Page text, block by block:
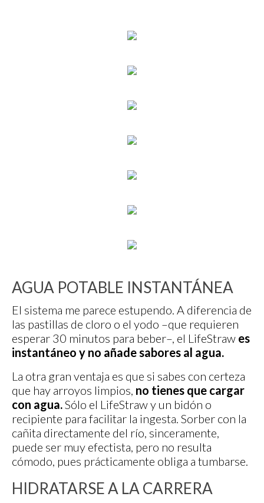
AGUA POTABLE INSTANTÁNEA
El sistema me parece estupendo. A diferencia de
las pastillas de cloro o el yodo –que requieren
esperar 30 minutos para beber–, el LifeStraw es
instantáneo y no añade sabores al agua.
La otra gran ventaja es que si sabes con certeza
que hay arroyos limpios, no tienes que cargar
con agua.Sólo el LifeStraw y un bidón o
recipiente para facilitar la ingesta. Sorber con la
cañita directamente del río, sinceramente,
puede ser muy efectista, pero no resulta
cómodo, pues prácticamente obliga a tumbarse.
HIDRATARSE A LA CARRERA